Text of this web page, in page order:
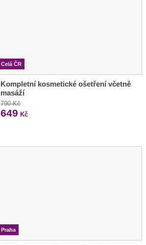
Celá ČR
Kompletní kosmetické ošetření včetně
masáží
790 Kč
649 Kč
Praha